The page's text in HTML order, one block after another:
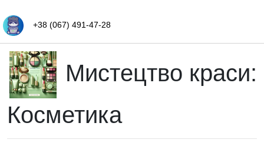
+38 (067) 491-47-28
Мистецтво краси:
Косметика